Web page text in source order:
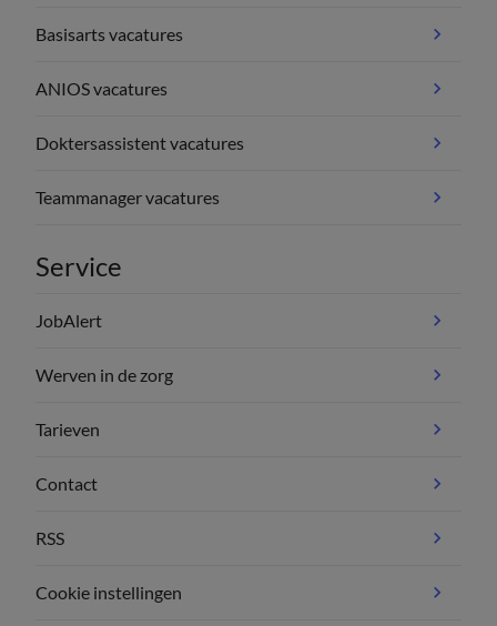
Basisarts vacatures
ANIOS vacatures
Doktersassistent vacatures
Teammanager vacatures
Service
JobAlert
Werven in de zorg
Tarieven
Contact
RSS
Cookie instellingen